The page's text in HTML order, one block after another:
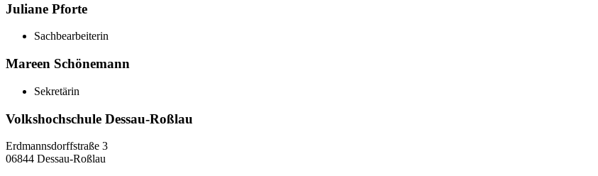
Juliane Pforte
Sachbearbeiterin
Mareen Schönemann
Sekretärin
Volkshochschule Dessau-Roßlau
Erdmannsdorffstraße 3
06844 Dessau-Roßlau